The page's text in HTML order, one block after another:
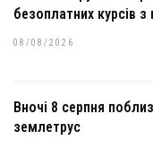
безоплатних курсів
08/08/2026
Вночі 8 серпня
землетрус